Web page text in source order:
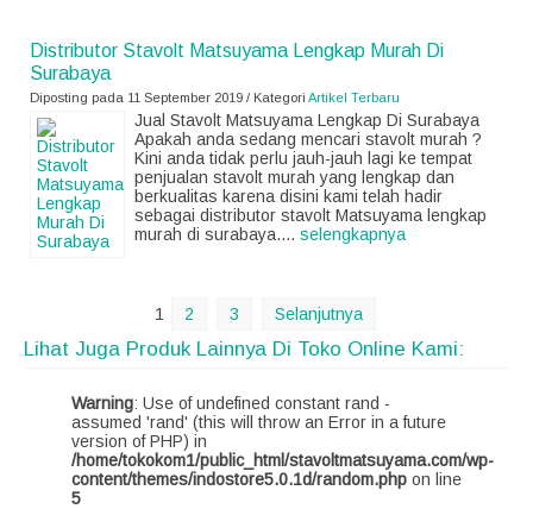
Distributor Stavolt Matsuyama Lengkap Murah Di
Surabaya
Diposting pada 11 September 2019 / Kategori Artikel Terbaru
Jual Stavolt Matsuyama Lengkap Di Surabaya
Apakah anda sedang mencari stavolt murah ?
Kini anda tidak perlu jauh-jauh lagi ke tempat
penjualan stavolt murah yang lengkap dan
berkualitas karena disini kami telah hadir
sebagai distributor stavolt Matsuyama lengkap
murah di surabaya.... selengkapnya
1 2 3 Selanjutnya
Lihat Juga Produk Lainnya Di Toko Online Kami:
Warning: Use of undefined constant rand -
assumed 'rand' (this will throw an Error in a future
version of PHP) in
/home/tokokom1/public_html/stavoltmatsuyama.com/wp-
content/themes/indostore5.0.1d/random.php on line
5